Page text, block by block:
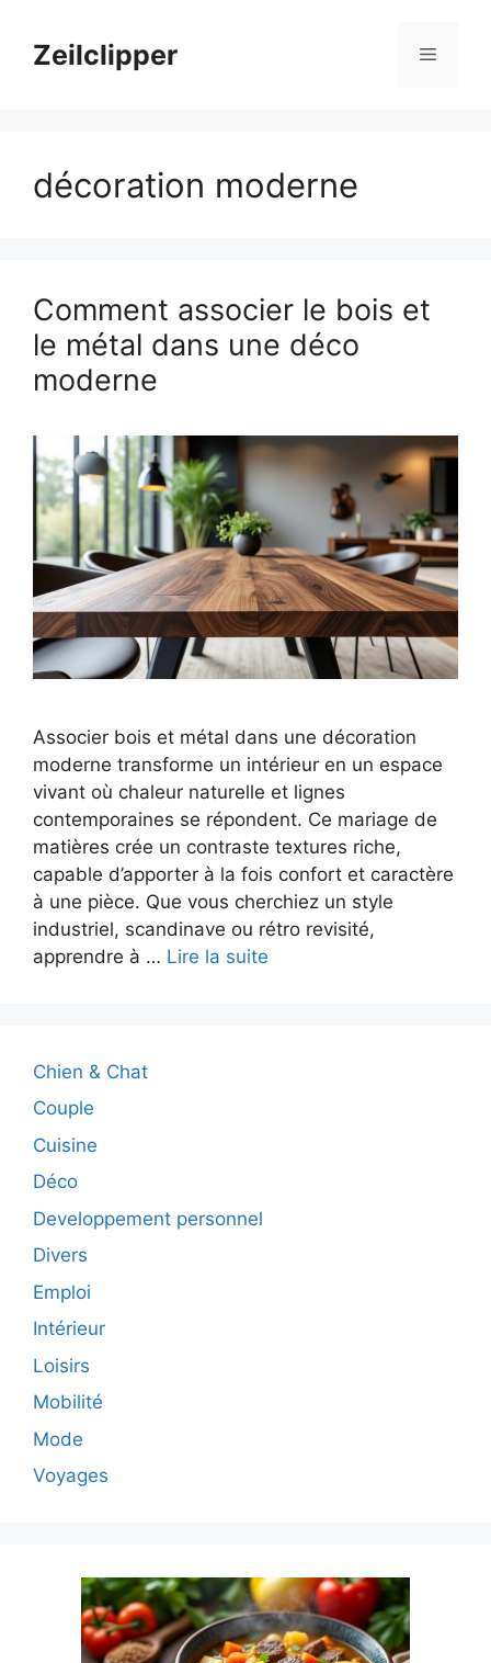
contenuZeilclipper Menu
décoration moderne
Comment associer le bois et
le métal dans une déco
moderne
Associer bois et métal dans une décoration
moderne transforme un intérieur en un espace
vivant où chaleur naturelle et lignes
contemporaines se répondent. Ce mariage de
matières crée un contraste textures riche,
capable d’apporter à la fois confort et caractère
à une pièce. Que vous cherchiez un style
industriel, scandinave ou rétro revisité,
apprendre à … Lire la suite
Chien & Chat
Couple
Cuisine
Déco
Developpement personnel
Divers
Emploi
Intérieur
Loisirs
Mobilité
Mode
Voyages